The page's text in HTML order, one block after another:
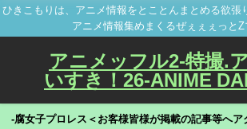
ひきこもりは、アニメ情報をとことんまとめる欲張
アニメ情報集めまくるぜぇぇぇっとZ
アニメッフル2-特撮.
いすき！26-ANIME
-腐女子プロレス＜お客様皆様が掲載の記事等へア